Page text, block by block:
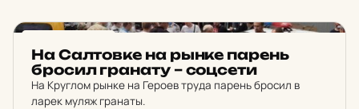
На Сал­тов­ке на рынке парень
бросил гра­на­ту – соц­се­ти
На Круглом рынке на Героев труда парень бросил в
ларек муляж гранаты.